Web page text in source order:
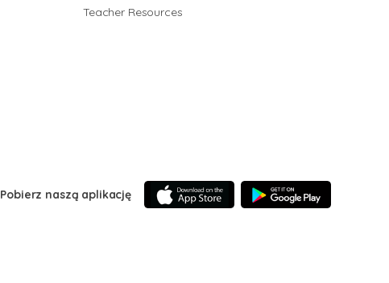
Teacher Resources
Pobierz naszą aplikację